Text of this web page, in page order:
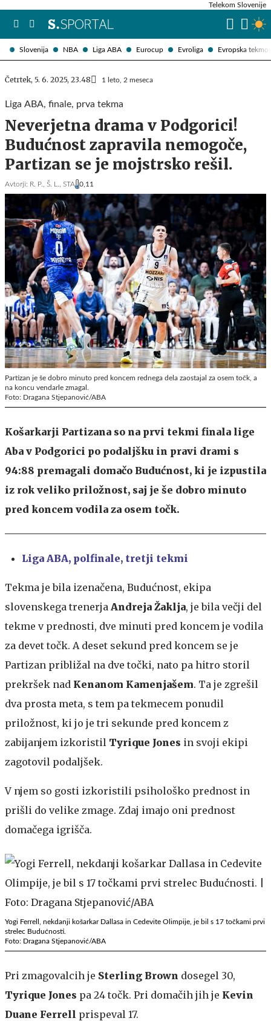
Slovenija NBA Liga ABA Eurocup Evroliga Evropska
Telekom Slovenije
Četrtek, 5. 6. 2025, 23.48 1 leto, 2 meseca
Liga ABA, finale, prva tekma
Neverjetna drama v Podgorici!
Budućnost zapravila nemogoče,
Partizan se je mojstrsko rešil.
Avtorji: R. P., Š. L., STA 0,11
Partizan je še dobro minuto pred koncem rednega dela zaostajal za osem točk, a
na koncu vendarle zmagal.
Foto: Dragana Stjepanović/ABA
Košarkarji Partizana so na prvi tekmi finala lige
Aba v Podgorici po podaljšku in pravi drami s
94:88 premagali domačo Budućnost, ki je izpustila
iz rok veliko priložnost, saj je še dobro minuto
pred koncem vodila za osem točk.
Liga ABA, polfinale, tretji tekmi
Tekma je bila izenačena, Budućnost, ekipa
slovenskega trenerja Andreja Žaklja, je bila večji del
tekme v prednosti, dve minuti pred koncem je vodila
za devet točk. A deset sekund pred koncem se je
Partizan približal na dve točki, nato pa hitro storil
prekršek nad Kenanom Kamenjašem. Ta je zgrešil
dva prosta meta, s tem pa tekmecem ponudil
priložnost, ki jo je tri sekunde pred koncem z
zabijanjem izkoristil Tyrique Jones in svoji ekipi
zagotovil podaljšek.
V njem so gosti izkoristili psihološko prednost in
prišli do velike zmage. Zdaj imajo oni prednost
domačega igrišča.
Yogi Ferrell, nekdanji košarkar Dallasa in Cedevite Olimpije, je bil s 17 točkami prvi
strelec Budućnosti.
Foto: Dragana Stjepanović/ABA
Pri zmagovalcih je Sterling Brown dosegel 30,
Tyrique Jones pa 24 točk. Pri domačih jih je Kevin
Duane Ferrell prispeval 17.